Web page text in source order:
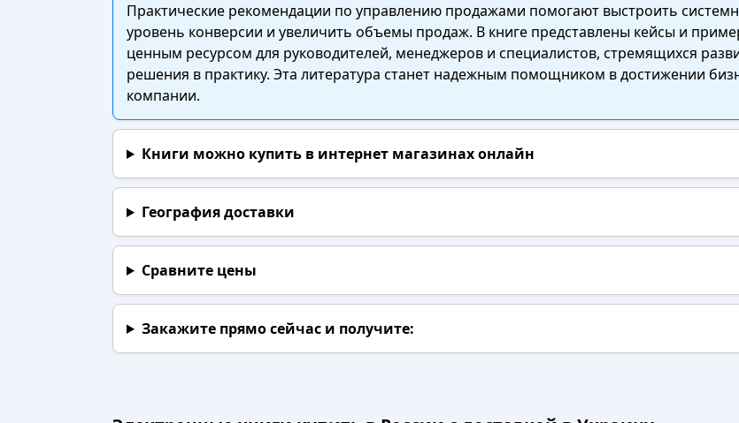
Практические рекомендации по управлению продажами помогают выстроить
уровень конверсии и увеличить объемы продаж. В книге представлены кейсы и
ценным ресурсом для руководителей, менеджеров и специалистов, стремящихся
решения в практику. Эта литература станет надежным помощником в достижении
компании.
Книги можно купить в интернет магазинах онлайн
География доставки
Сравните цены
Закажите прямо сейчаси получите: